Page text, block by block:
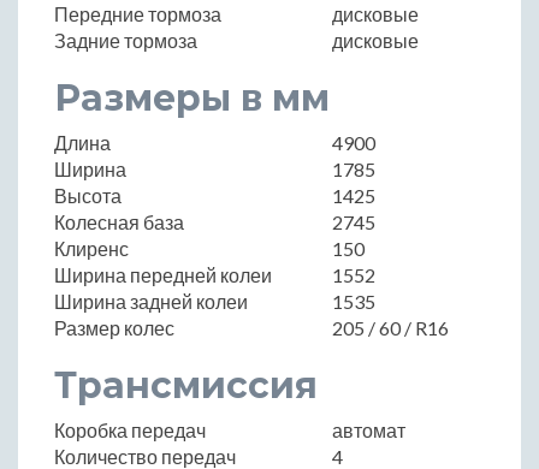
Передние тормоза
дисковые
Задние тормоза
дисковые
Размеры в мм
Длина
4900
Ширина
1785
Высота
1425
Колесная база
2745
Клиренс
150
Ширина передней колеи
1552
Ширина задней колеи
1535
Размер колес
205 / 60 / R16
Трансмиссия
Коробка передач
автомат
Количество передач
4